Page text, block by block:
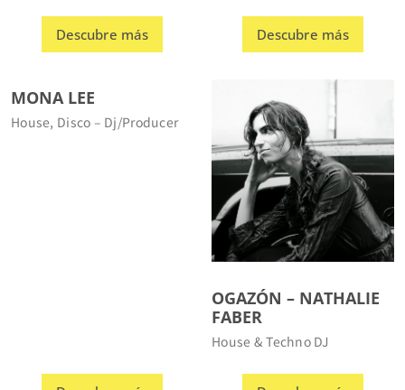
House, Disco – Dj/Producer​
OGAZÓN – NATHALIE
FABER
House & Techno DJ